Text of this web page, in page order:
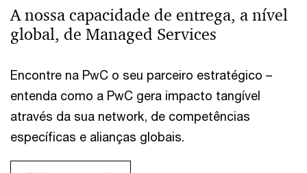
A nossa capacidade de entrega, a nível
global, de Managed Services
Encontre na PwC o seu parceiro estratégico –
entenda como a PwC gera impacto tangível
através da sua network, de competências
específicas e alianças globais.